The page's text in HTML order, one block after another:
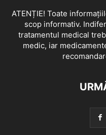
ATENȚIE! Toate
scop informativ.
tratamentul medical
medic, iar